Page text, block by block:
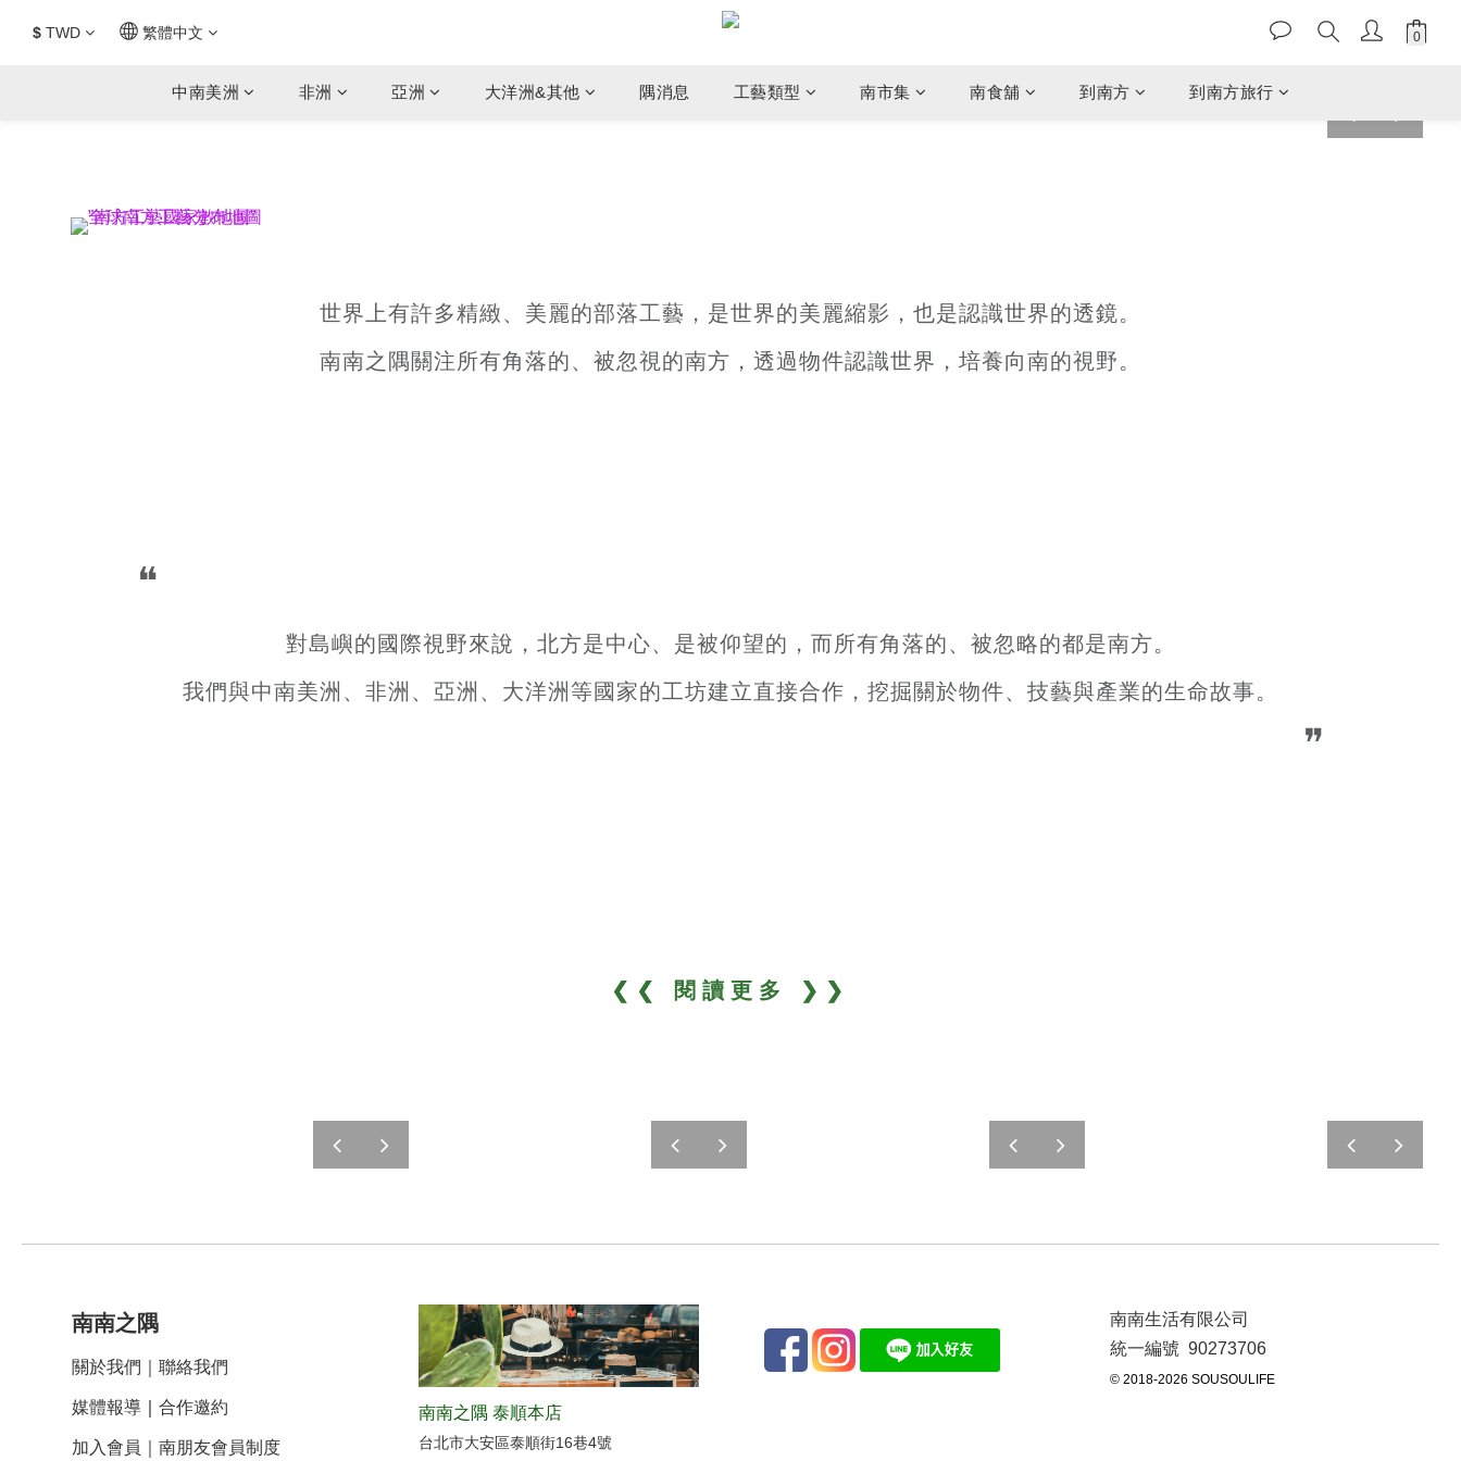
$ TWD 繁體中文
中南美洲 非洲 亞洲 大洋洲&其他 隅消息 工藝類型 南市集 南食舖 到南方 到南方旅行
世界上有許多精緻、美麗的部落工藝，是世界的美麗縮影，也是認識世界的透鏡。
南南之隅關注所有角落的、被忽視的南方，透過物件認識世界，培養向南的視野。
❝
對島嶼的國際視野來說，北方是中心、是被仰望的，而所有角落的、被忽略的都是南方。
我們與中南美洲、非洲、亞洲、大洋洲等國家的工坊建立直接合作，挖掘關於物件、技藝與產業的生命故事。
❞
❮❮ 閱讀更多 ❯❯
prev next prev next prev next prev next
南南之隅
關於我們 聯絡我們
媒體報導 合作邀約
加入會員｜南朋友會員制度
南南之隅 泰順本店
台北市大安區泰順街16巷4號
南南生活有限公司
統一編號 90273706
© 2018-2026 SOUSOULIFE